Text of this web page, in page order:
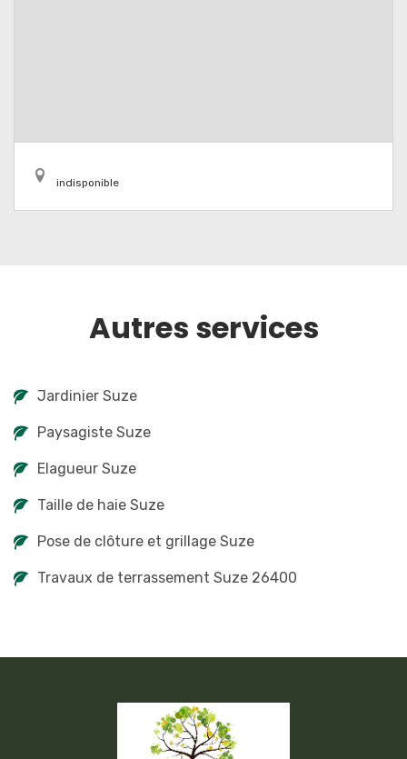
indisponible
Autres services
Jardinier Suze
Paysagiste Suze
Elagueur Suze
Taille de haie Suze
Pose de clôture et grillage Suze
Travaux de terrassement Suze 26400